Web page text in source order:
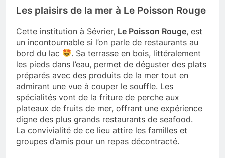
Les plaisirs de la mer à Le Poisson Rouge
Cette institution à Sévrier, Le Poisson Rouge, est
un incontournable si l’on parle de restaurants au
bord du lac
. Sa terrasse en bois, littéralement
les pieds dans l’eau, permet de déguster des plats
préparés avec des produits de la mer tout en
admirant une vue à couper le souffle. Les
spécialités vont de la friture de perche aux
plateaux de fruits de mer, offrant une expérience
digne des plus grands restaurants de seafood.
La convivialité de ce lieu attire les familles et
groupes d’amis pour un repas décontracté.